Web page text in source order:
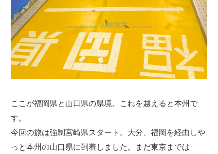
ここが福岡県と山口県の県境。これを越えると本州で
す。
今回の旅は強制宮崎県スタート。大分、福岡を経由しや
っと本州の山口県に到着しました。まだ東京までは